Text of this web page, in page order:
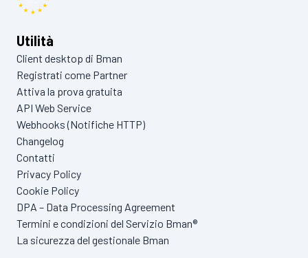
Utilità
Client desktop di Bman
Registrati come Partner
Attiva la prova gratuita
API Web Service
Webhooks (Notifiche HTTP)
Changelog
Contatti
Privacy Policy
Cookie Policy
DPA – Data Processing Agreement
Termini e condizioni del Servizio Bman®
La sicurezza del gestionale Bman